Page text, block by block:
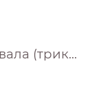
Детские одеяла-покрывала (трикотаж)